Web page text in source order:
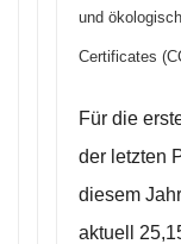
und
Certificates
Für die
der letzten
diesem
aktuell